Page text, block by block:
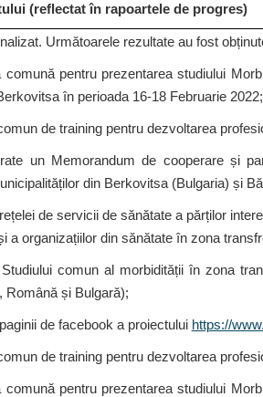
(reflectat în rapoartele de progres)
. Următoarele rezultate au fost
comună pentru prezentarea studiului
în perioada 16-18 Februarie 2022;
de training pentru dezvoltarea
un Memorandum de cooperare și
din Berkovitsa (Bulgaria) și
de servicii de sănătate a părților
a organizațiilor din sănătate în zona
comun al morbidității în zona
Română și Bulgară);
de facebook a proiectului https://
de training pentru dezvoltarea
comună pentru prezentarea studiului